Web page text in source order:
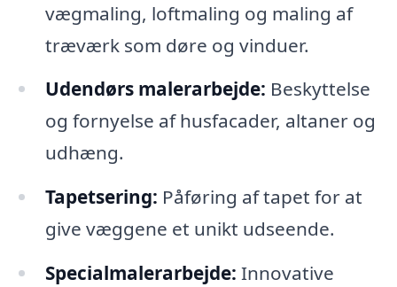
vægmaling, loftmaling og maling af
træværk som døre og vinduer.
Udendørs malerarbejde: Beskyttelse
og fornyelse af husfacader, altaner og
udhæng.
Tapetsering: Påføring af tapet for at
give væggene et unikt udseende.
Specialmalerarbejde: Innovative